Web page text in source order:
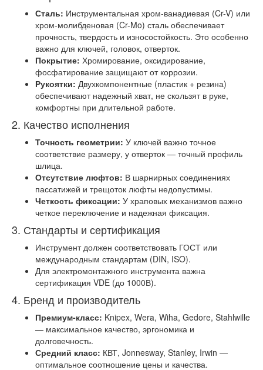
Сталь: Инструментальная хром-ванадиевая (Cr-V) или
хром-молибденовая (Cr-Mo) сталь обеспечивает
прочность, твердость и износостойкость. Это особенно
важно для ключей, головок, отверток.
Покрытие: Хромирование, оксидирование,
фосфатирование защищают от коррозии.
Рукоятки: Двухкомпонентные (пластик + резина)
обеспечивают надежный хват, не скользят в руке,
комфортны при длительной работе.
2. Качество исполнения
Точность геометрии: У ключей важно точное
соответствие размеру, у отверток — точный профиль
шлица.
Отсутствие люфтов: В шарнирных соединениях
пассатижей и трещоток люфты недопустимы.
Четкость фиксации: У храповых механизмов важно
четкое переключение и надежная фиксация.
3. Стандарты и сертификация
Инструмент должен соответствовать ГОСТ или
международным стандартам (DIN, ISO).
Для электромонтажного инструмента важна
сертификация VDE (до 1000В).
4. Бренд и производитель
Премиум-класс: Knipex, Wera, Wiha, Gedore, Stahlwille
— максимальное качество, эргономика и
долговечность.
Средний класс: КВТ, Jonnesway, Stanley, Irwin —
оптимальное соотношение цены и качества.